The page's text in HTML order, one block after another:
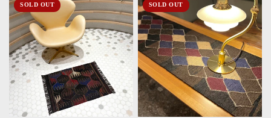
SOLD OUT SOLD OUT